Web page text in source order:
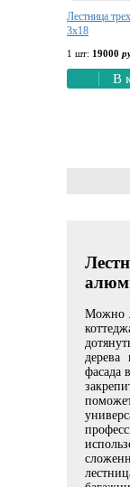
Лестница
3х18
1 шт: 19000
В
Можно
фасада